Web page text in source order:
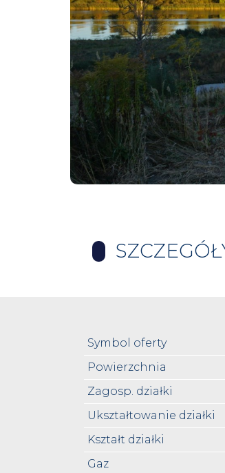
Symbol oferty
Powierzchnia
Zagosp. działki
Ukształtowanie działki
Kształt działki
Gaz